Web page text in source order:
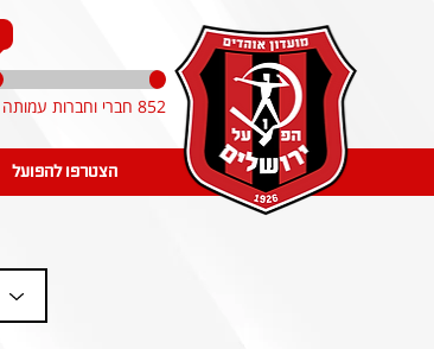
852 חברי וחברות עמותה עד כה, הקליקו והצטרפו!
הצטרפו להפועל